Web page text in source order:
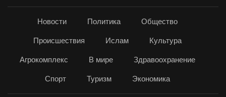
Новости Политика Общество
Происшествия Ислам Культура
Агрокомплекс В мире Здравоохранение
Спорт Туризм Экономика